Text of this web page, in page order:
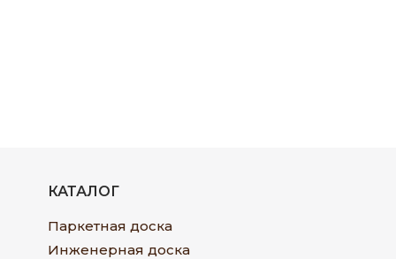
КАТАЛОГ
Паркетная доска
Инженерная доска